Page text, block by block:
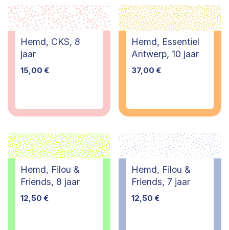
Hemd, CKS, 8
jaar
15,00 €
Hemd, Essentiel
Antwerp, 10 jaar
37,00 €
Hemd, Filou &
Friends, 8 jaar
12,50 €
Hemd, Filou &
Friends, 7 jaar
12,50 €